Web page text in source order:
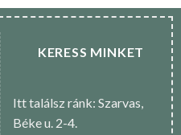
KERESS MINKET
Itt találsz ránk: Szarvas,
Béke u. 2-4.